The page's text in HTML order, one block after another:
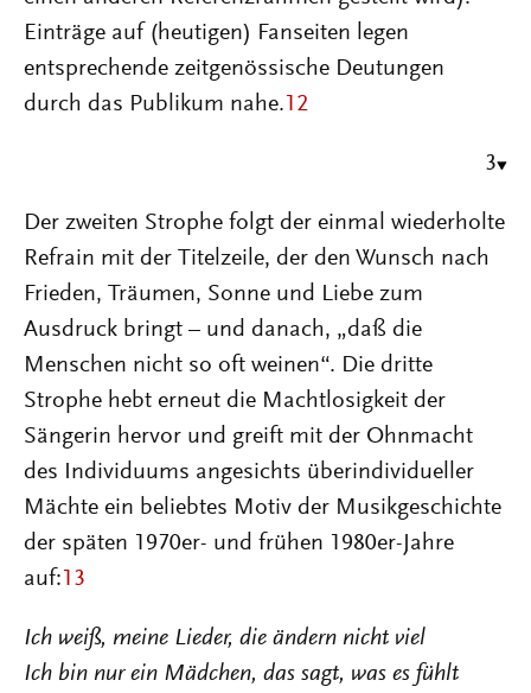
Einträge auf (heutigen) Fanseiten legen
entsprechende zeitgenössische Deutungen
durch das Publikum nahe. 12
3
Der zweiten Strophe folgt der einmal wiederholte
Refrain mit der Titelzeile, der den Wunsch nach
Frieden, Träumen, Sonne und Liebe zum
Ausdruck bringt – und danach, „daß die
Menschen nicht so oft weinen“. Die dritte
Strophe hebt erneut die Machtlosigkeit der
Sängerin hervor und greift mit der Ohnmacht
des Individuums angesichts überindividueller
Mächte ein beliebtes Motiv der Musikgeschichte
der späten 1970er- und frühen 1980er-Jahre
auf: 13
Ich weiß, meine Lieder, die ändern nicht viel
Ich bin nur ein Mädchen, das sagt, was es fühlt